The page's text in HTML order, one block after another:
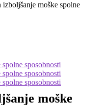
izboljšanje moške spolne
moške